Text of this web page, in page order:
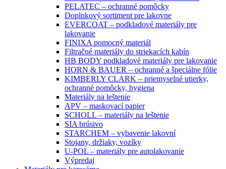
PELATEC – ochranné pomôcky
Doplnkový sortiment pre lakovne
EVERCOAT – podkladové materiály pre
lakovanie
FINIXA pomocný materiál
Filtračné materiály do striekacích kabín
HB BODY podkladové materiály pre lakovanie
HORN & BAUER – ochranné a špeciálne fólie
KIMBERLY CLARK – priemyselné utierky,
ochranné pomôcky, hygiena
Materiály na leštenie
APV – maskovací papier
SCHOLL – materiály na leštenie
SIA brúsivo
STARCHEM – vybavenie lakovní
Stojany, držiaky, vozíky
U-POL – materiály pre autolakovanie
Výpredaj